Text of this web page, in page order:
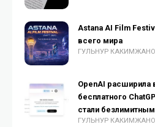
Astana AI Film
всего мира
ГУЛЬНУР
OpenAI расширила
бесплатного
стали
ГУЛЬНУР